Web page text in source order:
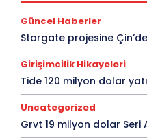
Güncel Haberler
Stargate projesine
Girişimcilik Hikayeleri
Tide 120 milyon dolar
Uncategorized
Grvt 19 milyon dolar Seri